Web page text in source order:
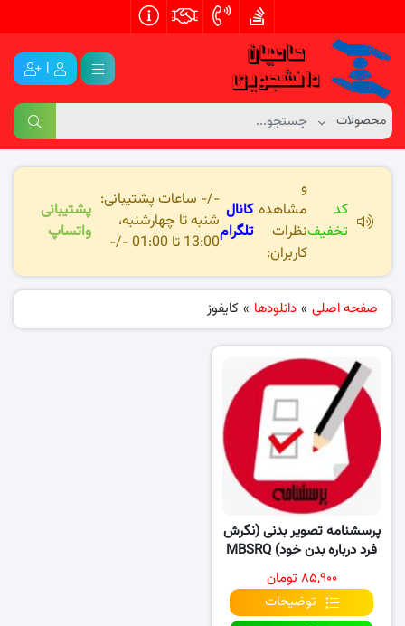
|
کد
تخفیف
و
مشاهده
نظرات
کاربران:
کانال
تلگرام
-/- ساعات پشتیبانی:
شنبه تا چهارشنبه،
13:00 تا 01:00 -/-
پشتیبانی
واتساپ
صفحه اصلی » دانلودها » کایفوز
پرسشنامه تصویر بدنی (نگرش
فرد درباره بدن خود) MBSRQ
۸۵,۹۰۰ تومان
توضیحات